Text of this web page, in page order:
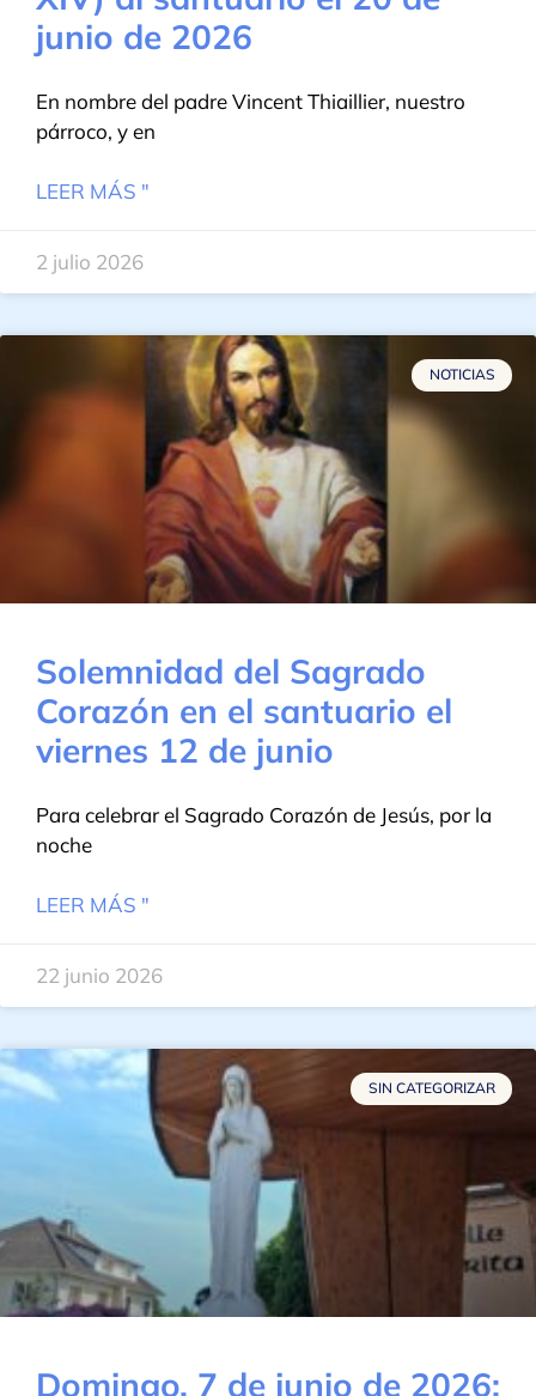
junio de 2026
En nombre del padre Vincent Thiaillier, nuestro
párroco, y en
LEER MÁS "
2 julio 2026
NOTICIAS
Solemnidad del Sagrado
Corazón en el santuario el
viernes 12 de junio
Para celebrar el Sagrado Corazón de Jesús, por la
noche
LEER MÁS "
22 junio 2026
SIN CATEGORIZAR
Domingo, 7 de junio de 2026: